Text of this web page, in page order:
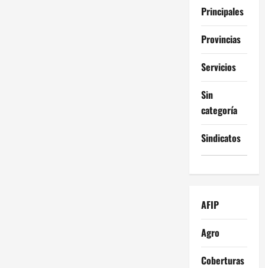
Principales
Provincias
Servicios
Sin
categoría
Sindicatos
AFIP
Agro
Coberturas